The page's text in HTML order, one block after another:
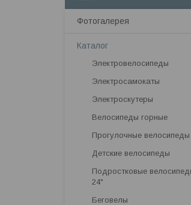
Фотогалерея
Каталог
Электровелосипеды
Электросамокаты
Электроскутеры
Велосипеды горные
Прогулочные велосипеды
Детские велосипеды
Подростковые
24"
Беговелы